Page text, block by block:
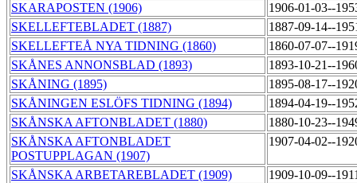
SKARAPOSTEN (1906)
1906-01-03--
SKELLEFTEBLADET (1887)
1887-09-14--
SKELLEFTEÅ NYA TIDNING (1860)
1860-07-07--
SKÅNES ANNONSBLAD (1893)
1893-10-21--
SKÅNING (1895)
1895-08-17--
SKÅNINGEN ESLÖFS TIDNING (1894)
1894-04-19--
SKÅNSKA AFTONBLADET (1880)
1880-10-23--
SKÅNSKA AFTONBLADET
POSTUPPLAGAN (1907)
1907-04-02--
SKÅNSKA ARBETAREBLADET (1909)
1909-10-09--